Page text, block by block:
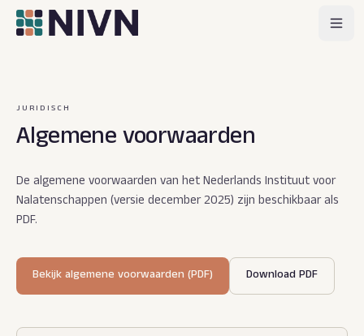
JURIDISCH
Algemene voorwaarden
De algemene voorwaarden van het Nederlands Instituut voor
Nalatenschappen (versie december 2025) zijn beschikbaar als
PDF.
Bekijk algemene voorwaarden (PDF) Download PDF